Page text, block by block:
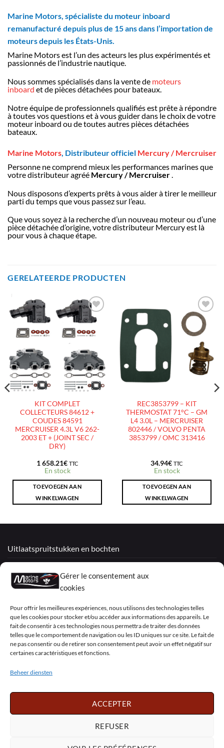
Gérer le consentement aux
cookies
Pour offrir les meilleures expériences, nous utilisons des technologies telles
que les cookies pour stocker et/ou accéder aux informations des appareils. Le
fait de consentir à ces technologies nous permettra de traiter des données
telles que le comportement de navigation ou les ID uniques sur ce site. Le fait de
ne pas consentir ou de retirer son consentement peut avoir un effet négatif sur
certaines caractéristiques et fonctions.
Beheer diensten
ACCEPTER
REFUSER
Marine Motors, spécialiste du moteur inboard
remanufacturé depuis plus de 15 ans dans l’importation de
moteurs depuis les États-Unis.
Marine Motors est l’un des acteurs les plus expérimentés et
passionnés de l’industrie nautique.
Nous sommes spécialisés dans la vente de moteurs
inboard et de pièces détachées pour bateaux.
Notre équipe de professionnels qualifiés est prête à répondre
à toutes vos questions et à vous guider dans le choix de votre
moteur inboard ou de toutes autres pièces détachées
bateaux.
Marine Motors , Distributeur officiel Mercury / Mercruiser
Personne ne comprend mieux les performances marines que
votre distributeur agréé Mercury / Mercruiser
Nous disposons d’experts prêts à vous aider à tirer le meilleur
parti du temps que vous passez sur l’eau.
Que vous soyez à la recherche d’un nouveau moteur ou d’une
pièce détachée d’origine, votre distributeur Mercury est là
pour vous à chaque étape.
GERELATEERDE PRODUCTEN
AJOUTER
À LA
LISTE
D’ENVIES
KIT COMPLET
COLLECTEURS 84612 +
COUDES 84591
MERCRUISER 4.3L V6 262-
2003 ET + (JOINT SEC /
DRY)
1 658.21€ TTC
En stock
TOEVOEGEN AAN
WINKELWAGEN
AJOUTER
À LA
LISTE
D’ENVIES
REC3853799 – KIT
THERMOSTAT 71°C – GM
L4 3.0L – MERCRUISER
802446 / VOLVO PENTA
3853799 / OMC 313416
34.94€ TTC
En stock
TOEVOEGEN AAN
WINKELWAGEN
Uitlaatspruitstukken en bochten
Mercruiser
VOLVO PENTA / OMC
My Account